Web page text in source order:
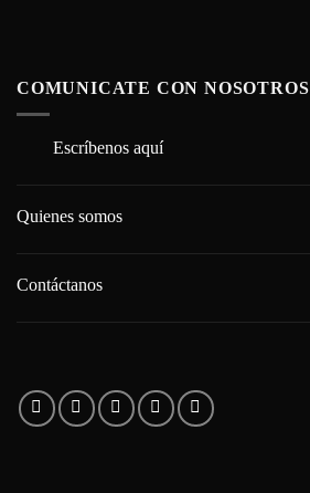
COMUNICATE CON NOSOTROS
Escríbenos aquí
Quienes somos
Contáctanos